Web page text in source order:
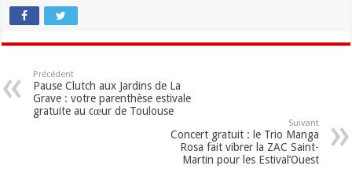
Précédent
Pause Clutch aux Jardins de La
Grave : votre parenthèse estivale
gratuite au cœur de Toulouse
Suivant
Concert gratuit : le Trio Manga
Rosa fait vibrer la ZAC Saint-
Martin pour les Estival’Ouest